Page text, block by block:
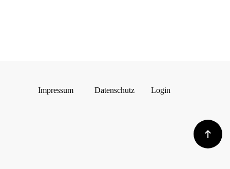
Impressum Datenschutz Login